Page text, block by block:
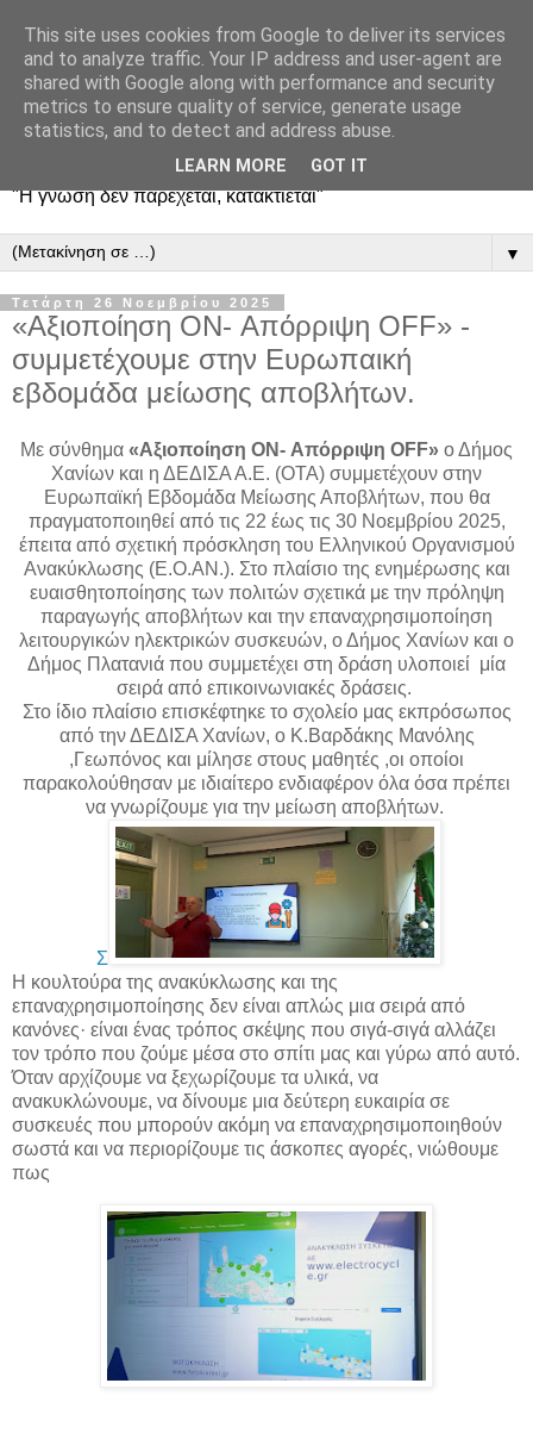
"Η γνώση δεν παρέχεται, κατακτιέται"
▼
Τετάρτη 26 Νοεμβρίου 2025
«Αξιοποίηση ON- Απόρριψη OFF» -
συμμετέχουμε στην Ευρωπαική
εβδομάδα μείωσης αποβλήτων.
Με σύνθημα «Αξιοποίηση ON- Απόρριψη OFF» ο Δήμος
Χανίων και η ΔΕΔΙΣΑ Α.Ε. (ΟΤΑ) συμμετέχουν στην
Ευρωπαϊκή Εβδομάδα Μείωσης Αποβλήτων, που θα
πραγματοποιηθεί από τις 22 έως τις 30 Νοεμβρίου 2025,
έπειτα από σχετική πρόσκληση του Ελληνικού Οργανισμού
Ανακύκλωσης (Ε.Ο.ΑΝ.). Στο πλαίσιο της ενημέρωσης και
ευαισθητοποίησης των πολιτών σχετικά με την πρόληψη
παραγωγής αποβλήτων και την επαναχρησιμοποίηση
λειτουργικών ηλεκτρικών συσκευών, ο Δήμος Χανίων και ο
Δήμος Πλατανιά που συμμετέχει στη δράση υλοποιεί μία
σειρά από επικοινωνιακές δράσεις.
Στο ίδιο πλαίσιο επισκέφτηκε το σχολείο μας εκπρόσωπος
από την ΔΕΔΙΣΑ Χανίων, ο Κ.Βαρδάκης Μανόλης
,Γεωπόνος και μίλησε στους μαθητές ,οι οποίοι
παρακολούθησαν με ιδιαίτερο ενδιαφέρον όλα όσα πρέπει
να γνωρίζουμε για την μείωση αποβλήτων.
Σ
Η κουλτούρα της ανακύκλωσης και της
επαναχρησιμοποίησης δεν είναι απλώς μια σειρά από
κανόνες· είναι ένας τρόπος σκέψης που σιγά-σιγά αλλάζει
τον τρόπο που ζούμε μέσα στο σπίτι μας και γύρω από αυτό.
Όταν αρχίζουμε να ξεχωρίζουμε τα υλικά, να
ανακυκλώνουμε, να δίνουμε μια δεύτερη ευκαιρία σε
συσκευές που μπορούν ακόμη να επαναχρησιμοποιηθούν
σωστά και να περιορίζουμε τις άσκοπες αγορές, νιώθουμε
πως
This site uses cookies from Google to deliver its services
and to analyze traffic. Your IP address and user-agent are
shared with Google along with performance and security
metrics to ensure quality of service, generate usage
statistics, and to detect and address abuse.
LEARN MORE GOT IT